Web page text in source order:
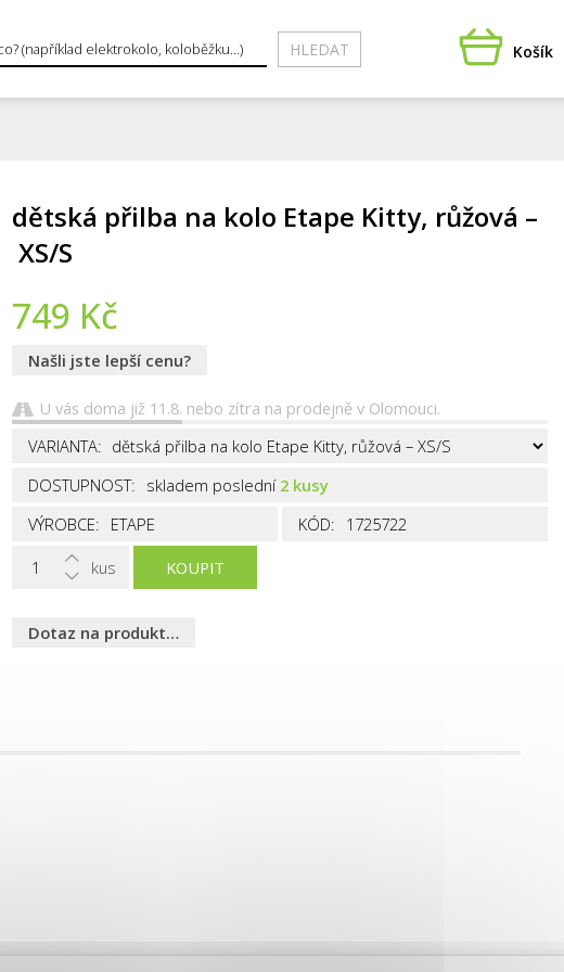
HLEDAT Košík
dětská přilba na kolo Etape Kitty, růžová –
XS/S
749 Kč
Našli jste lepší cenu?
U vás doma již 11.8. nebo zítra na prodejně v Olomouci.
VARIANTA:
DOSTUPNOST: skladem poslední 2 kusy
VÝROBCE: ETAPE KÓD: 1725722
kus
KOUPIT
Dotaz na produkt…